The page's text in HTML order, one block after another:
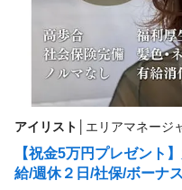
アイリスト エリアマネージ
【祝金5万円プレゼント
給/週休２日/社保/ボーナス